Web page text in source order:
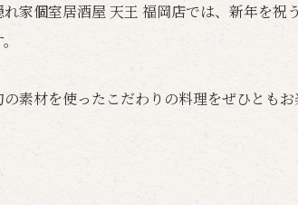
れ家個室居酒屋 天王 福岡店では、新年を祝
の素材を使ったこだわりの料理をぜひともお